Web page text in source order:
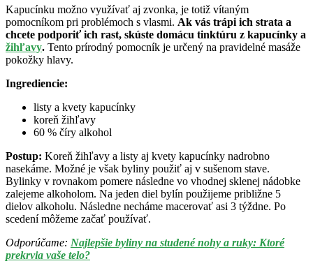
Kapucínku možno využívať aj zvonka, je totiž vítaným
pomocníkom pri problémoch s vlasmi. Ak vás trápi ich strata a
chcete podporiť ich rast, skúste domácu tinktúru z kapucínky a
žihľavy. Tento prírodný pomocník je určený na pravidelné masáže
pokožky hlavy.
Ingrediencie:
listy a kvety kapucínky
koreň žihľavy
60 % číry alkohol
Postup: Koreň žihľavy a listy aj kvety kapucínky nadrobno
nasekáme. Možné je však byliny použiť aj v sušenom stave.
Bylinky v rovnakom pomere následne vo vhodnej sklenej nádobke
zalejeme alkoholom. Na jeden diel bylín použijeme približne 5
dielov alkoholu. Následne necháme macerovať asi 3 týždne. Po
scedení môžeme začať používať.
Odporúčame: Najlepšie byliny na studené nohy a ruky: Ktoré
prekrvia vaše telo?